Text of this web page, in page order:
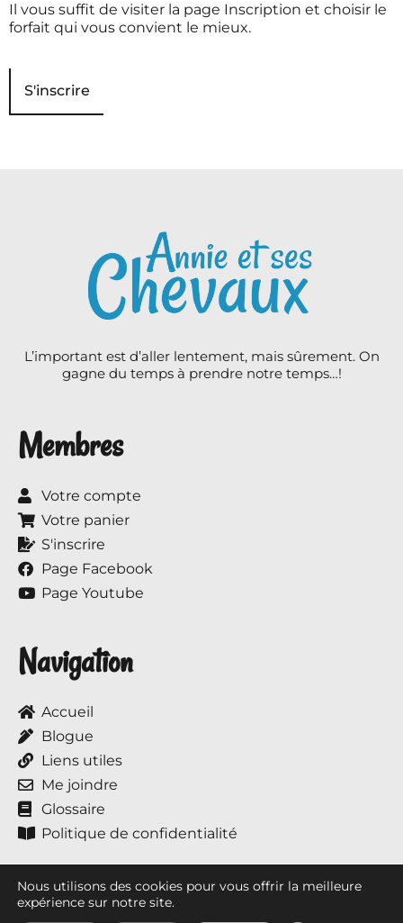
Il vous suffit de visiter la page Inscription et choisir le
forfait qui vous convient le mieux.
S'inscrire
L’important est d’aller lentement, mais sûrement. On
gagne du temps à prendre notre temps…!
Membres
Votre compte
Votre panier
S'inscrire
Page Facebook
Page Youtube
Navigation
Accueil
Blogue
Liens utiles
Me joindre
Glossaire
Politique de confidentialité
Nous utilisons des cookies pour vous offrir la meilleure
expérience sur notre site.